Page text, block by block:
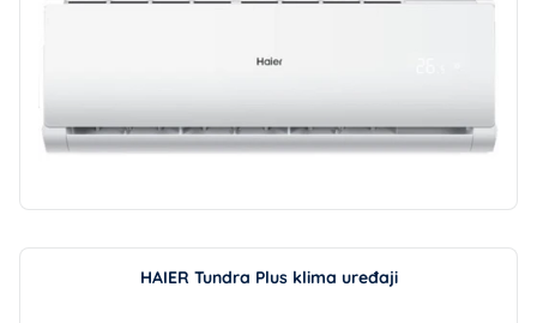
HAIER Tundra Plus klima uređaji